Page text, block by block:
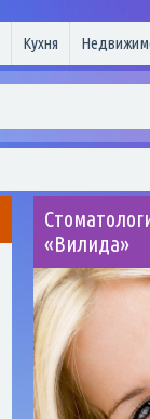
Кухня
«Вилида»